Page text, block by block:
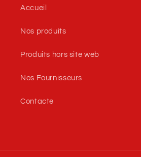
Accueil
Nos produits
Produits hors site web
Nos Fournisseurs
Contacte